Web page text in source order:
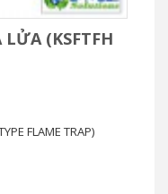
(KSFTFH
FLAME TRAP)